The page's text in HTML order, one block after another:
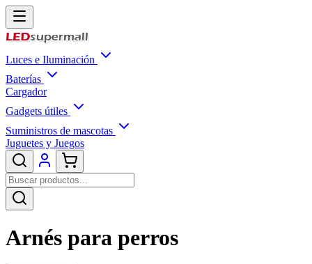
Luces e Iluminación
Baterías
Cargador
Gadgets útiles
Suministros de mascotas
Juguetes y Juegos
Arnés para perros